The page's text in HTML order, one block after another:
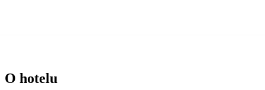
O hotelu